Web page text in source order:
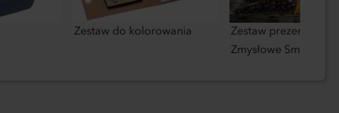
Zestaw do kolorowania
Zestaw prezentowy
Zmysłowe Smaki